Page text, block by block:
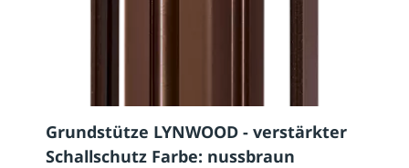
Grundstütze LYNWOOD - verstärkter
Schallschutz Farbe: nussbraun